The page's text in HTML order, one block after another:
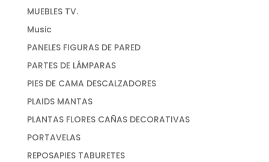
MUEBLES TV.
Music
PANELES FIGURAS DE PARED
PARTES DE LÁMPARAS
PIES DE CAMA DESCALZADORES
PLAIDS MANTAS
PLANTAS FLORES CAÑAS DECORATIVAS
PORTAVELAS
REPOSAPIES TABURETES